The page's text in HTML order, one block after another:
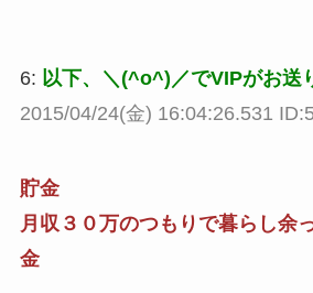
6: 以下、＼(^o^)／でVIPがお送
2015/04/24(金) 16:04:26.531
貯金
月収３０万のつもりで暮らし余
金